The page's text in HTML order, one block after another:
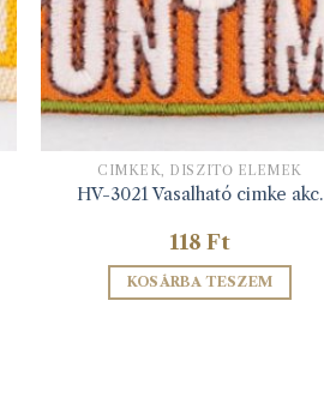
CIMKÉK, DÍSZÍTŐ ELEMEK
HV-3021 Vasalható cimke akc.
118 Ft
KOSÁRBA TESZEM